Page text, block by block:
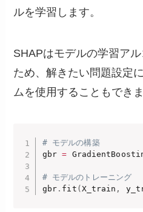
ルを学習します。
SHAPはモデルの学習ア
ため、解きたい問題設定
ムを使用することもできま
# モデルの構築
gbr =
# モデルのトレーニング
gbr . fit ( X_train ,